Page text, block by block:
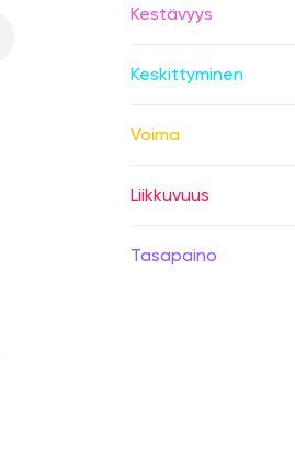
Kestävyys
Keskittyminen
Voima
Liikkuvuus
Tasapaino